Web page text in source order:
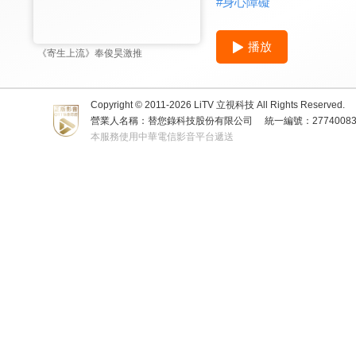
《寄生上流》奉俊昊激推
播放
Copyright © 2011-2026 LiTV 立視科技 All Rights Reserved.
營業人名稱：替您錄科技股份有限公司
統一編號：
本服務使用中華電信影音平台遞送